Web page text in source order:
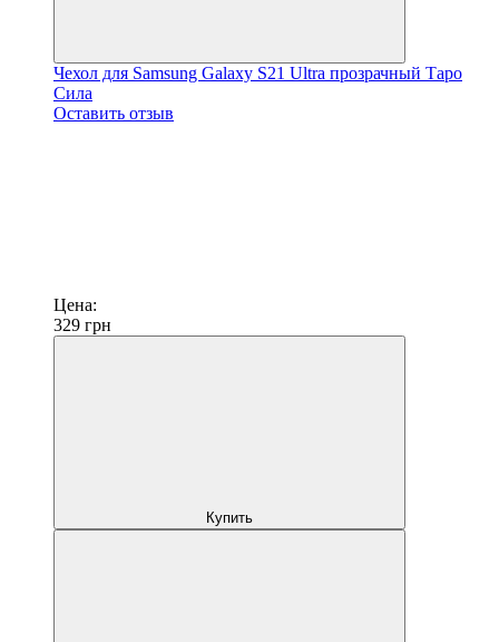
Чехол для Samsung Galaxy S21 Ultra прозрачный Таро
Сила
Оставить отзыв
Цена:
329 грн
Купить